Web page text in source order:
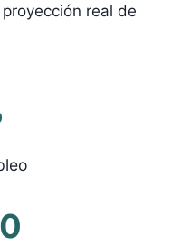
real de